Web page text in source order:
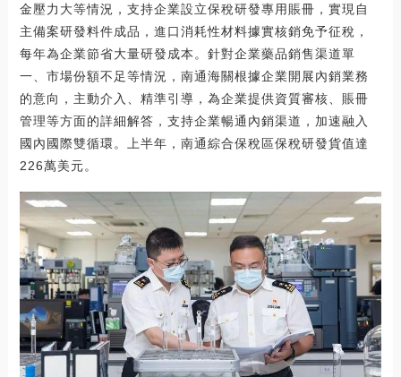
金壓力大等情況，支持企業設立保稅研發專用賬冊，實現自
主備案研發料件成品，進口消耗性材料據實核銷免予征稅，
每年為企業節省大量研發成本。針對企業藥品銷售渠道單
一、市場份額不足等情況，南通海關根據企業開展內銷業務
的意向，主動介入、精準引導，為企業提供資質審核、賬冊
管理等方面的詳細解答，支持企業暢通內銷渠道，加速融入
國內國際雙循環。上半年，南通綜合保稅區保稅研發貨值達
226萬美元。